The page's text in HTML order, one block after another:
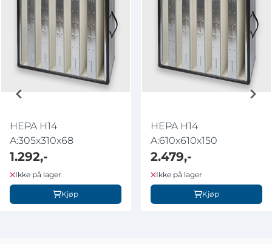
HEPA H14
A:305x310x68
1.292,-
Ikke på lager
Kjøp
HEPA H14
A:610x610x150
2.479,-
Ikke på lager
Kjøp